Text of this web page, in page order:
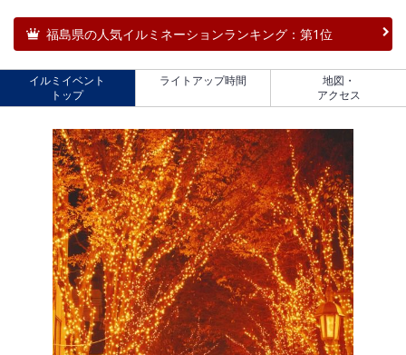
福島県の人気イルミネーションランキング：第1位
イルミイベント
トップ
ライトアップ時間
地図・
アクセス